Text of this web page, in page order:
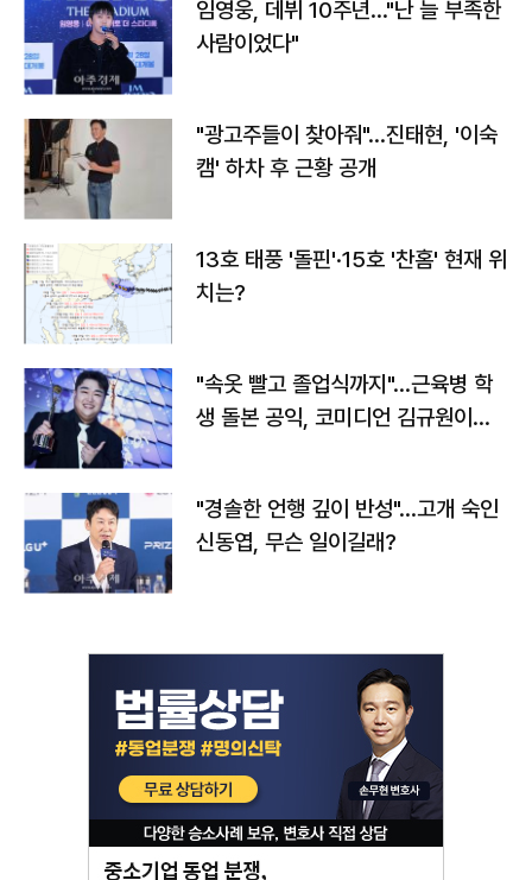
임영웅, 데뷔 10주년…"난 늘 부족한
사람이었다"
"광고주들이 찾아줘"…진태현, '이숙
캠' 하차 후 근황 공개
13호 태풍 '돌핀'·15호 '찬홈' 현재 위
치는?
"속옷 빨고 졸업식까지"…근육병 학
생 돌본 공익, 코미디언 김규원이었
"경솔한 언행 깊이 반성"…고개 숙인
신동엽, 무슨 일이길래?